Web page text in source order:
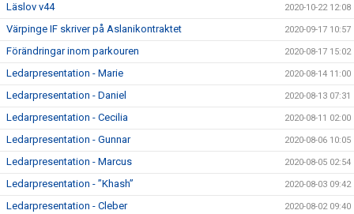
Läslov v44 2020-10-22 12:08
Värpinge IF skriver på Aslanikontraktet 2020-09-17 10:57
Förändringar inom parkouren 2020-08-17 15:02
Ledarpresentation - Marie 2020-08-14 11:00
Ledarpresentation - Daniel 2020-08-13 07:31
Ledarpresentation - Cecilia 2020-08-11 02:00
Ledarpresentation - Gunnar 2020-08-06 10:05
Ledarpresentation - Marcus 2020-08-05 02:54
Ledarpresentation - ”Khash” 2020-08-03 09:42
Ledarpresentation - Cleber 2020-08-02 09:40